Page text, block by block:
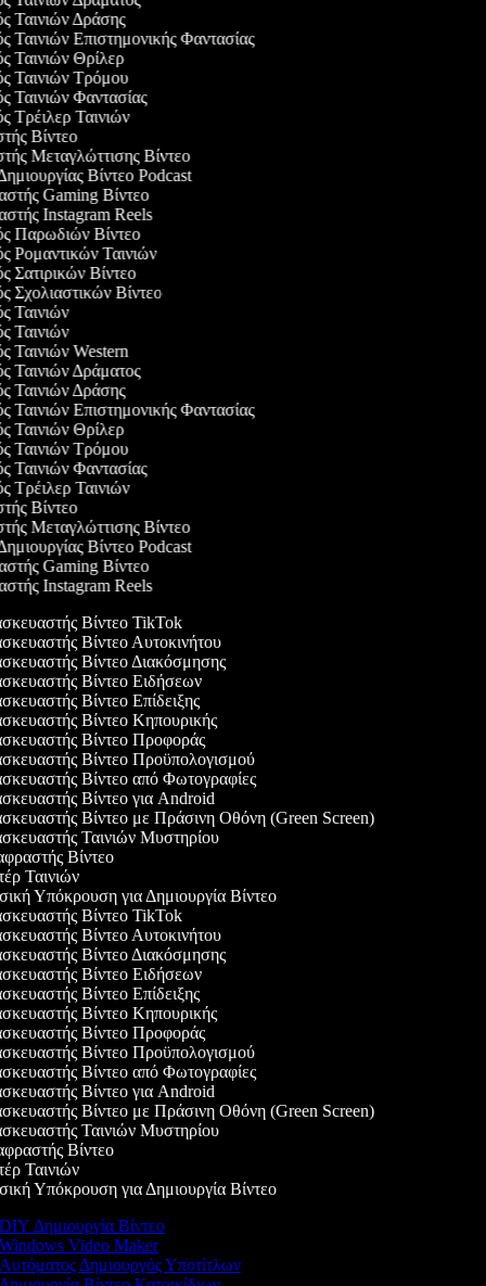
Ταινιών Δράσης
Ταινιών Επιστημονικής Φαντασίας
Ταινιών Θρίλερ
Ταινιών Τρόμου
Ταινιών Φαντασίας
Τρέιλερ Ταινιών
Βίντεο
Μεταγλώττισης Βίντεο
Βίντεο Podcast
Gaming Βίντεο
Instagram Reels
Παρωδιών Βίντεο
Ρομαντικών Ταινιών
Σατιρικών Βίντεο
Σχολιαστικών Βίντεο
Ταινιών
Ταινιών
Ταινιών Western
Ταινιών Δράματος
Ταινιών Δράσης
Ταινιών Επιστημονικής Φαντασίας
Ταινιών Θρίλερ
Ταινιών Τρόμου
Ταινιών Φαντασίας
Τρέιλερ Ταινιών
Βίντεο
Μεταγλώττισης Βίντεο
Βίντεο Podcast
Gaming Βίντεο
Instagram Reels
Βίντεο TikTok
Βίντεο Αυτοκινήτου
Βίντεο Διακόσμησης
Βίντεο Ειδήσεων
Βίντεο Επίδειξης
Βίντεο Κηπουρικής
Βίντεο Προφοράς
Βίντεο Προϋπολογισμού
Βίντεο από Φωτογραφίες
Βίντεο για Android
Βίντεο με Πράσινη Οθόνη (Green Screen)
Ταινιών Μυστηρίου
Βίντεο
Ταινιών
Υπόκρουση για Δημιουργία Βίντεο
Βίντεο TikTok
Βίντεο Αυτοκινήτου
Βίντεο Διακόσμησης
Βίντεο Ειδήσεων
Βίντεο Επίδειξης
Βίντεο Κηπουρικής
Βίντεο Προφοράς
Βίντεο Προϋπολογισμού
Βίντεο από Φωτογραφίες
Βίντεο για Android
Βίντεο με Πράσινη Οθόνη (Green Screen)
Ταινιών Μυστηρίου
Βίντεο
Ταινιών
Υπόκρουση για Δημιουργία Βίντεο
Δημιουργία Βίντεο
Video Maker
Δημιουργός Υποτίτλων